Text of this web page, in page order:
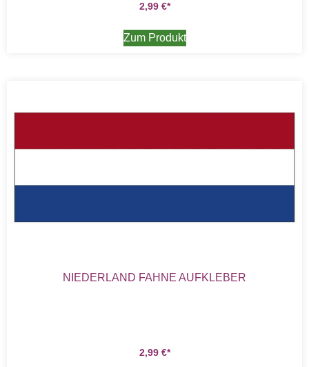
2,99 €
Zum Produkt
NIEDERLAND FAHNE AUFKLEBER
2,99 €